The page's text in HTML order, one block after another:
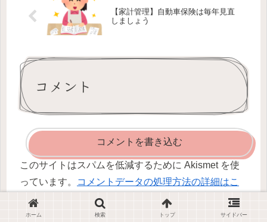
【家計管理】自動車保険は毎年見直
しましょう
コメント
コメントを書き込む
このサイトはスパムを低減するために Akismet を使
っています。
コメントデータの処理方法の詳細はこ
ちらをご覧ください
ホーム 検索 トップ サイドバー